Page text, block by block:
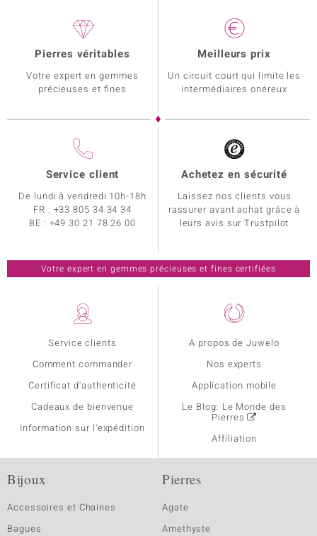
Service clients
Comment commander
Certificat d'authenticité
Cadeaux de bienvenue
Information sur l'expédition
A propos de Juwelo
Nos experts
Application mobile
Le Blog: Le Monde des
Pierres
Affiliation
Pierres véritables
Votre expert en gemmes
précieuses et fines
Meilleurs prix
Un circuit court qui limite les
intermédiaires onéreux
Service client
De lundi à vendredi 10h-18h
FR : +33 805 34 34 34
BE : +49 30 21 78 26 00
Achetez en sécurité
Laissez nos clients vous
rassurer avant achat grâce à
leurs avis sur Trustpilot
Votre expert en gemmes précieuses et fines certifiées
Bijoux
Accessoires et Chaines
Bagues
Pierres
Agate
Amethyste